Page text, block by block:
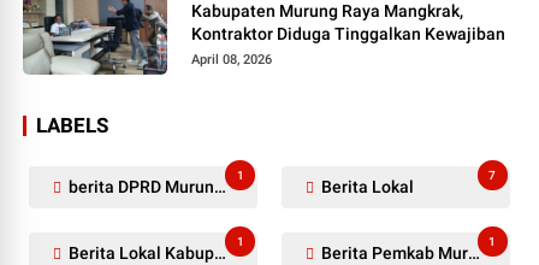
Kabupaten Murung Raya Mangkrak,
Kontraktor Diduga Tinggalkan Kewajiban
April 08, 2026
LABELS
berita DPRD Murung Raya
1
Berita Lokal
7
Berita Lokal Kabupaten Barito Utara
1
Berita Pemkab Murung Raya
1